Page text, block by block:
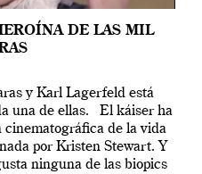
DE LAS MIL
y Karl Lagerfeld está
una de ellas. El káiser ha
de la vida
por Kristen Stewart. Y
ninguna de las biopics